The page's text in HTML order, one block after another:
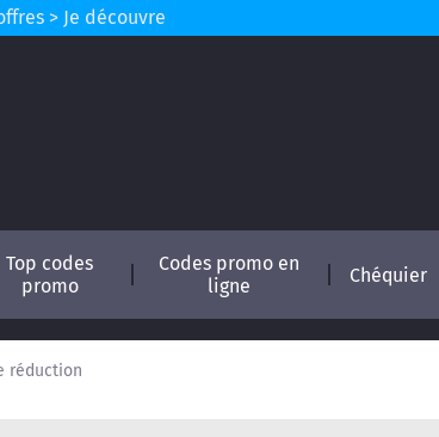
> Je découvre
Top codes
promo
Codes promo en
ligne
Chéquier
réduction